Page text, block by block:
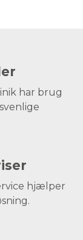
har brug
hjælper